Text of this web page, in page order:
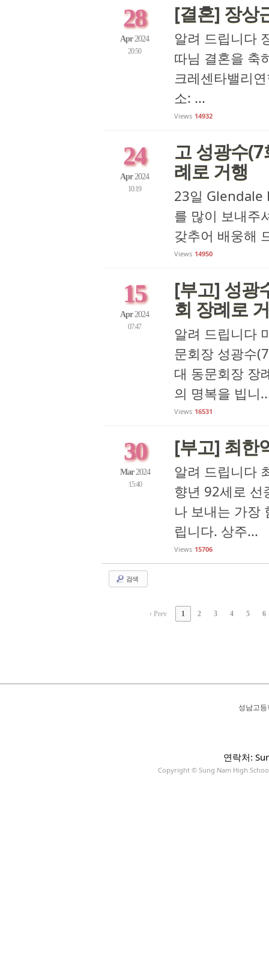
28
Apr 2024
20:50
[결혼] 장상
알려 드립니다
따님 결혼을 축
크레센타밸리
소: ...
Views 14932
24
Apr 2024
10:19
고 성광수
례로 거행
23일 Glendale
를 많이 보내주
갖추어 배웅해
Views 14950
15
Apr 2024
07:47
[부고] 성광
회 장례로
알려 드립니다
문회장 성광수
대 동문회장 장
의 명복을 빕니
Views 16531
30
Mar 2024
15:40
[부고] 최한
알려 드립니다
향년 92세로 선
나 보내는 가장
립니다. 상주...
Views 15706
검색
‹ Prev 1 2 3 4 5 6
성남고등
연락처:
Copyright © Sung Nam High